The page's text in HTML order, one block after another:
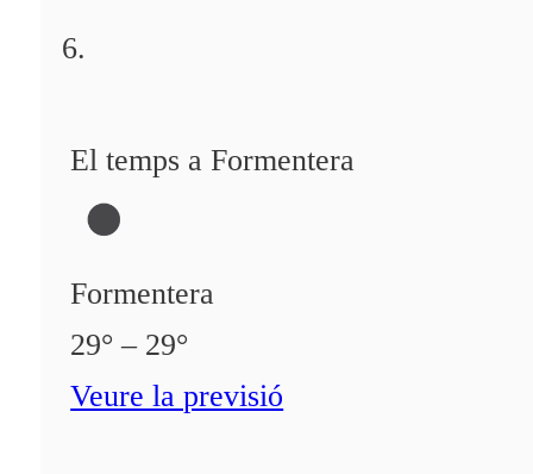
El temps a Formentera
Formentera
29° – 29°
Veure la previsió